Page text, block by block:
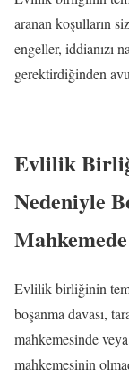
aranan koşulların
engeller, iddianızı
gerektirdiğinden
Evlilik
Nedeniyle
Evlilik birliğinin
boşanma davası,
mahkemesinde
mahkemesinin